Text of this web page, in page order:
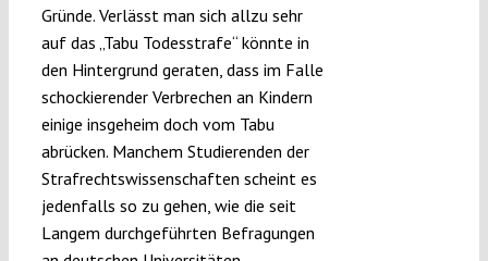
Gründe. Verlässt man sich allzu sehr
auf das „Tabu Todesstrafe“ könnte in
den Hintergrund geraten, dass im Falle
schockierender Verbrechen an Kindern
einige insgeheim doch vom Tabu
abrücken. Manchem Studierenden der
Strafrechtswissenschaften scheint es
jedenfalls so zu gehen, wie die seit
Langem durchgeführten Befragungen